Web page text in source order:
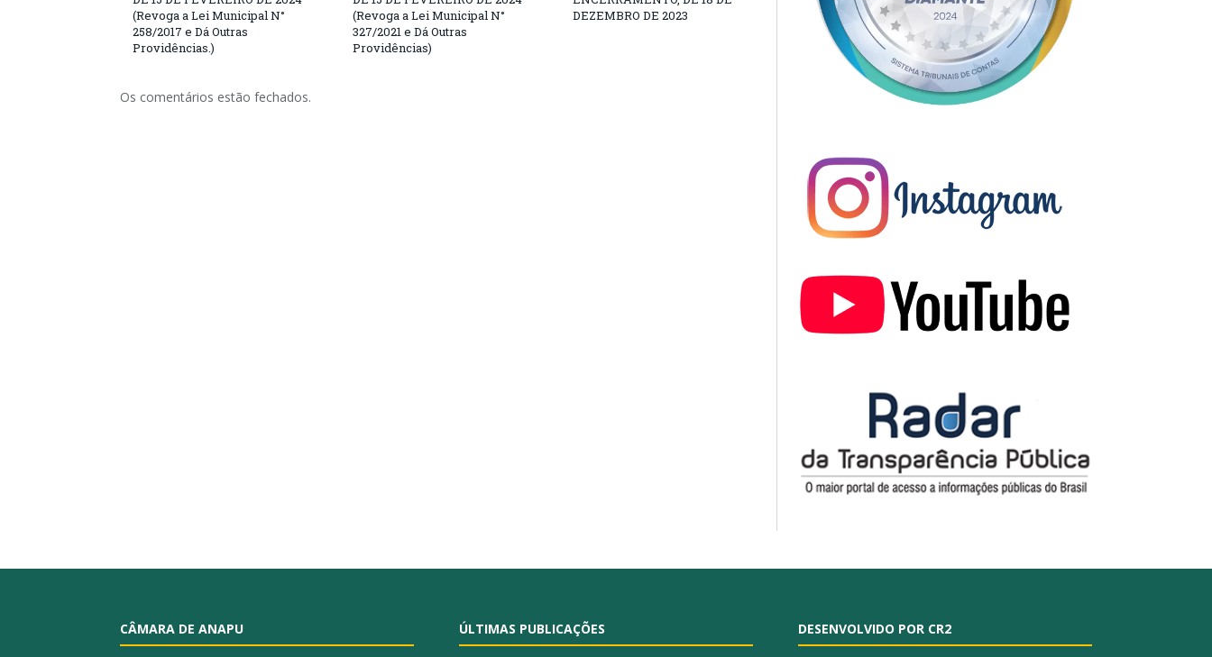
(Revoga a Lei Municipal N°
258/2017 e Dá Outras
Providências.)
(Revoga a Lei Municipal N°
327/2021 e Dá Outras
Providências)
DEZEMBRO DE 2023
Os comentários estão fechados.
CÂMARA DE ANAPU ÚLTIMAS PUBLICAÇÕES DESENVOLVIDO POR CR2